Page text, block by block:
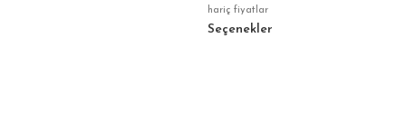
hariç fiyatlar
Seçenekler